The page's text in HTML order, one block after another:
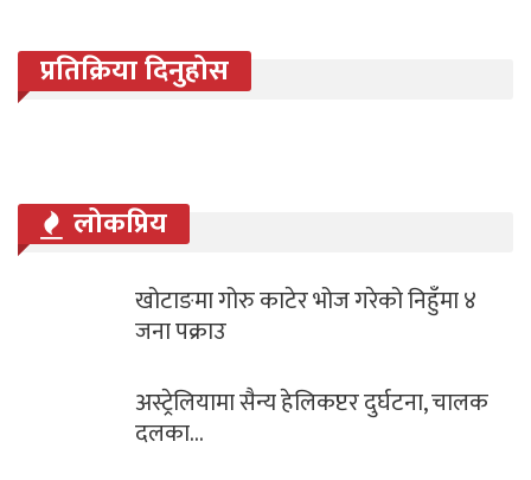
प्रतिक्रिया दिनुहोस
लोकप्रिय
खोटाङमा गोरु काटेर भोज गरेको निहुँमा ४
जना पक्राउ
अस्ट्रेलियामा सैन्य हेलिकप्टर दुर्घटना, चालक
दलका…